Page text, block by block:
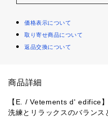
価格表示について
取り寄せ商品について
返品交換について
商品詳細
【E. / Vetements d' edifice】
洗練とリラックスのバラン